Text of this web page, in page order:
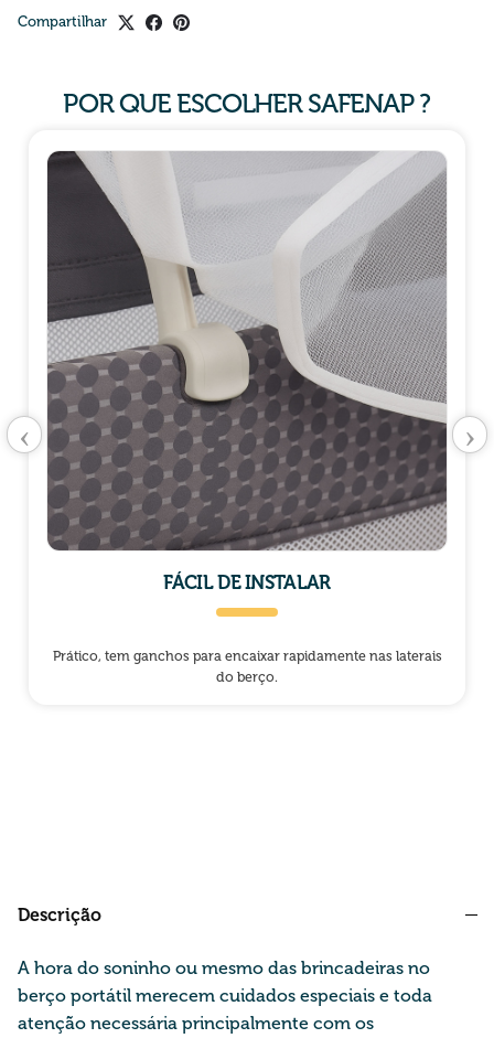
Compartilhar
POR QUE ESCOLHER SAFENAP ?
FÁCIL DE INSTALAR
Prático, tem ganchos para encaixar rapidamente nas laterais
do berço.
‹ ›
Descrição
A hora do soninho ou mesmo das brincadeiras no
berço portátil merecem cuidados especiais e toda
atenção necessária principalmente com os